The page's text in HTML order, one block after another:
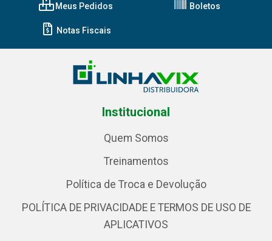
Meus Pedidos Boletos
Notas Fiscais
Institucional
Quem Somos
Treinamentos
Política de Troca e Devolução
POLÍTICA DE PRIVACIDADE E TERMOS DE USO DE
APLICATIVOS